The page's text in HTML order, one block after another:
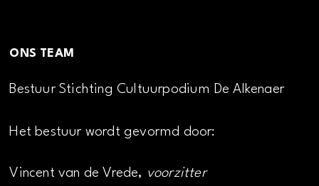
ONS TEAM
Bestuur Stichting Cultuurpodium De Alkenaer
Het bestuur wordt gevormd door:
Vincent van de Vrede, voorzitter